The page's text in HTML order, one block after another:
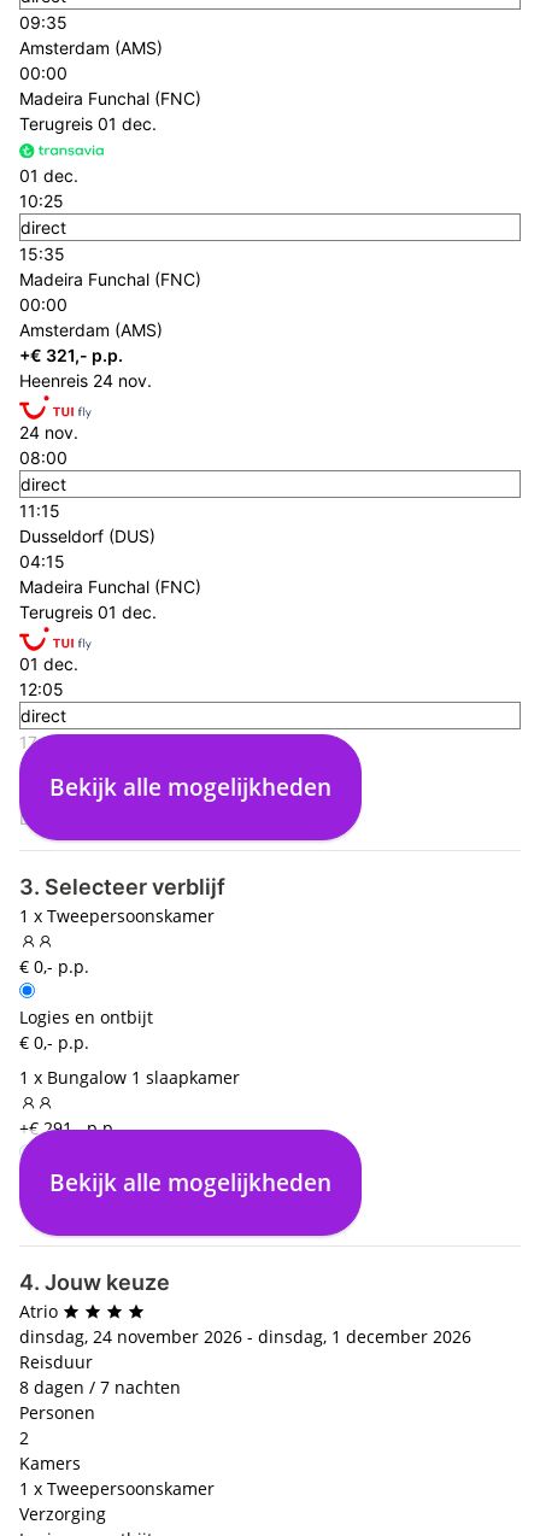
09:35
Amsterdam (AMS)
00:00
Madeira Funchal (FNC)
Terugreis 01 dec.
01 dec.
10:25
direct
15:35
Madeira Funchal (FNC)
00:00
Amsterdam (AMS)
+€ 321,- p.p.
Heenreis 24 nov.
24 nov.
08:00
direct
11:15
Dusseldorf (DUS)
04:15
Madeira Funchal (FNC)
Terugreis 01 dec.
01 dec.
12:05
direct
17:05
Madeira Funchal (FNC)
04:00
Dusseldorf (DUS)
Bekijk alle mogelijkheden
3. Selecteer verblijf
1 x Tweepersoonskamer
€ 0,- p.p.
Logies en ontbijt
€ 0,- p.p.
1 x Bungalow 1 slaapkamer
+€ 291,- p.p.
Logies en ontbijt
€ 0,- p.p.
Bekijk alle mogelijkheden
4. Jouw keuze
Atrio
dinsdag, 24 november 2026 - dinsdag, 1 december 2026
Reisduur
8 dagen / 7 nachten
Personen
2
Kamers
1 x Tweepersoonskamer
Verzorging